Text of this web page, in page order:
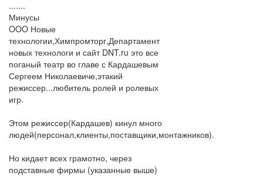
.......
Минусы
OOO Новые
технологии,Химпромторг,Департамент
новых технологи и сайт DNT.ru это все
поганый театр во главе с Кардашевым
Сергеем Николаевиче,этакий
режиссер...любитель ролей и ролевых
игр.
Этом режиссер(Кардашев) кинул много
людей(персонал,клиенты,поставщики,монтажников).
Но кидает всех грамотно, через
подставные фирмы (указанные выше)